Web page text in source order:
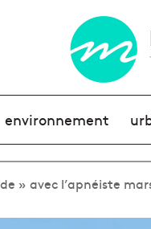
environnement
» avec l’apnéiste